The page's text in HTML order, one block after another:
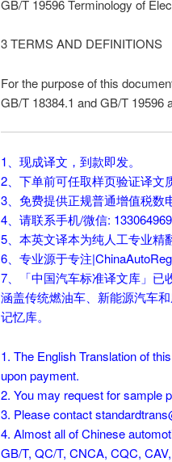
GB/T 19596 Terminology of
3 TERMS AND DEFINITIONS
For the purpose of this
GB/T 18384.1 and GB/T 19596
1、现成译文，到款即发。
2、下单前可任取样页验证译文
3、免费提供正规普通增值税数
4、请联系手机/微信:
5、本英文译本为纯人工专业精
6、专业源于专注
7、「中国汽车标准译文库」已
涵盖传统燃油车、新能源汽车
记忆库。
1. The English Translation of
upon payment.
2. You may request for sample
3. Please contact
4. Almost all of Chinese
GB/T, QC/T, CNCA, CQC,